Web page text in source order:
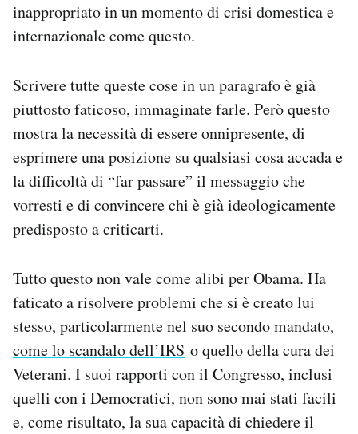
inappropriato in un momento di crisi domestica e
internazionale come questo.
Scrivere tutte queste cose in un paragrafo è già
piuttosto faticoso, immaginate farle. Però questo
mostra la necessità di essere onnipresente, di
esprimere una posizione su qualsiasi cosa accada e
la difficoltà di “far passare” il messaggio che
vorresti e di convincere chi è già ideologicamente
predisposto a criticarti.
Tutto questo non vale come alibi per Obama. Ha
faticato a risolvere problemi che si è creato lui
stesso, particolarmente nel suo secondo mandato,
come lo scandalo dell’IRS o quello della cura dei
Veterani. I suoi rapporti con il Congresso, inclusi
quelli con i Democratici, non sono mai stati facili
e, come risultato, la sua capacità di chiedere il